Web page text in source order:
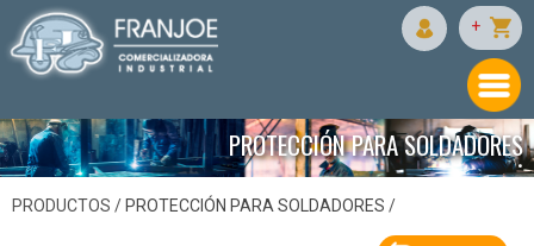
+
PROTECCIÓN PARA SOLDADORES
•
PRODUCTOS / PROTECCIÓN PARA SOLDADORES /